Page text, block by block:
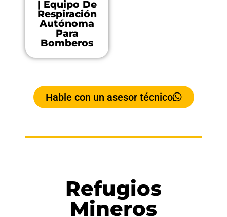
| Equipo De
Respiración
Autónoma
Para
Bomberos
Hable con un asesor técnico
Refugios
Mineros